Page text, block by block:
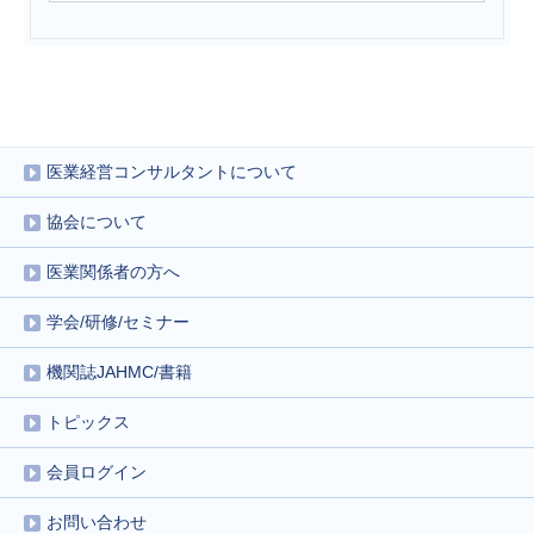
医業経営コンサルタントについて
協会について
医業関係者の方へ
学会/研修/セミナー
機関誌JAHMC/書籍
トピックス
会員ログイン
お問い合わせ